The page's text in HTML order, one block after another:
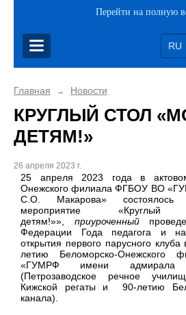
Перейти на полную
RU
Главная → Новости
КРУГЛЫЙ СТОЛ
ДЕТЯМ!»
26 апреля 2023 г.
25 апреля 2023 года в
Онежского филиала ФГБОУ ВО
С.О. Макарова» состоялось
мероприятие
детям!»», приуроченный
Федерации Года педагога и
открытия первого парусного клуба
летию Беломорско-
«ГУМРФ имени адмирала
(Петрозаводское речное
Кижской регаты и 90-летию
канала).